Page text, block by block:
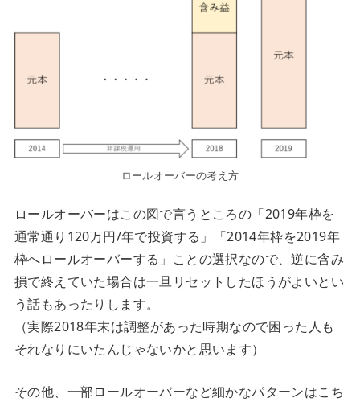
ロールオーバーの考え方
ロールオーバーはこの図で言うところの「2019年枠を
通常通り120万円/年で投資する」「2014年枠を2019年
枠へロールオーバーする」ことの選択なので、逆に含み
損で終えていた場合は一旦リセットしたほうがよいとい
う話もあったりします。
（実際2018年末は調整があった時期なので困った人も
それなりにいたんじゃないかと思います）
その他、一部ロールオーバーなど細かなパターンはこち